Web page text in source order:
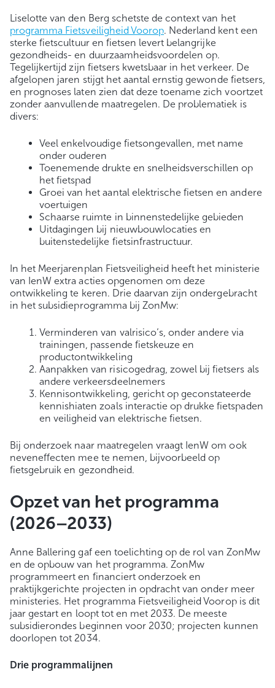
Liselotte van den Berg schetste de context van het
programma Fietsveiligheid Voorop. Nederland kent een
sterke fietscultuur en fietsen levert belangrijke
gezondheids- en duurzaamheidsvoordelen op.
Tegelijkertijd zijn fietsers kwetsbaar in het verkeer. De
afgelopen jaren stijgt het aantal ernstig gewonde fietsers,
en prognoses laten zien dat deze toename zich voortzet
zonder aanvullende maatregelen. De problematiek is
divers:
Veel enkelvoudige fietsongevallen, met name
onder ouderen
Toenemende drukte en snelheidsverschillen op
het fietspad
Groei van het aantal elektrische fietsen en andere
voertuigen
Schaarse ruimte in binnenstedelijke gebieden
Uitdagingen bij nieuwbouwlocaties en
buitenstedelijke fietsinfrastructuur.
In het Meerjarenplan Fietsveiligheid heeft het ministerie
van IenW extra acties opgenomen om deze
ontwikkeling te keren. Drie daarvan zijn ondergebracht
in het subsidieprogramma bij ZonMw:
Verminderen van valrisico’s, onder andere via
trainingen, passende fietskeuze en
productontwikkeling
Aanpakken van risicogedrag, zowel bij fietsers als
andere verkeersdeelnemers
Kennisontwikkeling, gericht op geconstateerde
kennishiaten zoals interactie op drukke fietspaden
en veiligheid van elektrische fietsen.
Bij onderzoek naar maatregelen vraagt IenW om ook
neveneffecten mee te nemen, bijvoorbeeld op
fietsgebruik en gezondheid.
Opzet van het programma
(2026–2033)
Anne Ballering gaf een toelichting op de rol van ZonMw
en de opbouw van het programma. ZonMw
programmeert en financiert onderzoek en
praktijkgerichte projecten in opdracht van onder meer
ministeries. Het programma Fietsveiligheid Voorop is dit
jaar gestart en loopt tot en met 2033. De meeste
subsidierondes beginnen voor 2030; projecten kunnen
doorlopen tot 2034.
Drie programmalijnen